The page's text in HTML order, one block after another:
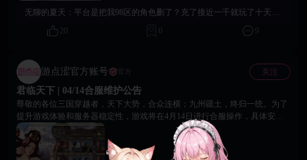
无聊的夏天： 平台是把我98区的角色删了？充了接近一千就玩了十天不到？
20
游点涩官方账号 官方 关注
君临天下 | 04/14合服维护公告
尊敬的各位三国穿越者，天下大势，合众连横；九州疆土，终归一统。为了
提升游戏体验和服务器稳定性，游戏将在4月14日进行合服操作，具体安排
如下： 【合服时间安排】 4月14日 14:30-16:30期间将暂停登录，预计耗时2
小时。 【合并服务器】 14:30-15:30：【1次合服】69服、70服 15:30-16:30：
【2次合服】1合12区、1合13区 【合并细则】 1. 合服后各国所在的归属国将